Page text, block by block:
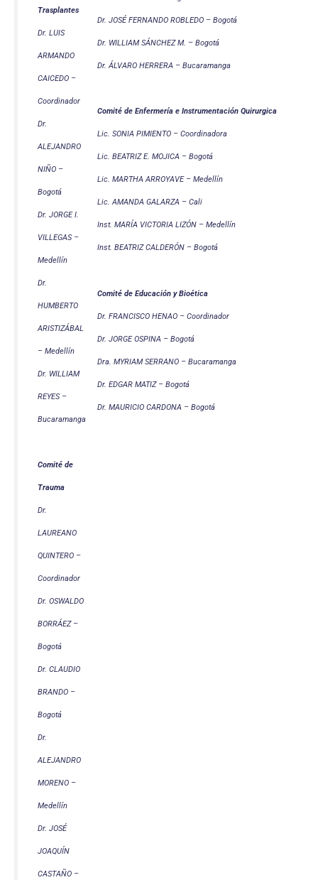
Trasplantes
Dr. LUIS
ARMANDO
CAICEDO –
Coordinador
Dr.
ALEJANDRO
NIÑO –
Bogotá
Dr. JORGE I.
VILLEGAS –
Medellín
Dr.
HUMBERTO
ARISTIZÁBAL
– Medellín
Dr. WILLIAM
REYES –
Bucaramanga
Comité de
Trauma
Dr.
LAUREANO
QUINTERO –
Coordinador
Dr. OSWALDO
BORRÁEZ –
Bogotá
Dr. CLAUDIO
BRANDO –
Bogotá
Dr.
ALEJANDRO
MORENO –
Medellín
Dr. JOSÉ
JOAQUÍN
CASTAÑO –
Dr. JOSÉ FERNANDO ROBLEDO – Bogotá
Dr. WILLIAM SÁNCHEZ M. – Bogotá
Dr. ÁLVARO HERRERA – Bucaramanga
Comité de Enfermería e Instrumentación Quirurgica
Lic. SONIA PIMIENTO – Coordinadora
Lic. BEATRIZ E. MOJICA – Bogotá
Lic. MARTHA ARROYAVE – Medellín
Lic. AMANDA GALARZA – Cali
Inst. MARÍA VICTORIA LIZÓN – Medellín
Inst. BEATRIZ CALDERÓN – Bogotá
Comité de Educación y Bioética
Dr. FRANCISCO HENAO – Coordinador
Dr. JORGE OSPINA – Bogotá
Dra. MYRIAM SERRANO – Bucaramanga
Dr. EDGAR MATIZ – Bogotá
Dr. MAURICIO CARDONA – Bogotá